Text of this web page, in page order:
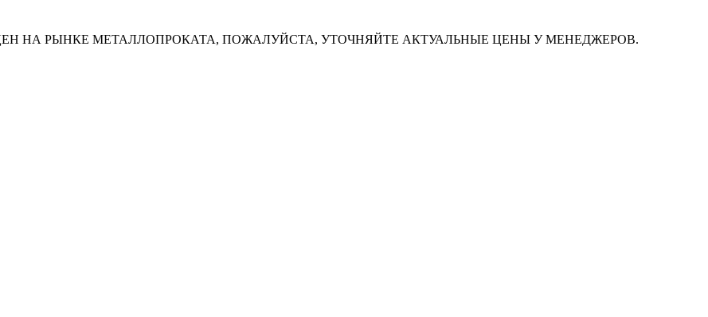
НА РЫНКЕ МЕТАЛЛОПРОКАТА, ПОЖАЛУЙСТА, УТОЧНЯЙТЕ АКТУАЛЬНЫЕ ЦЕНЫ У МЕНЕДЖЕРОВ.